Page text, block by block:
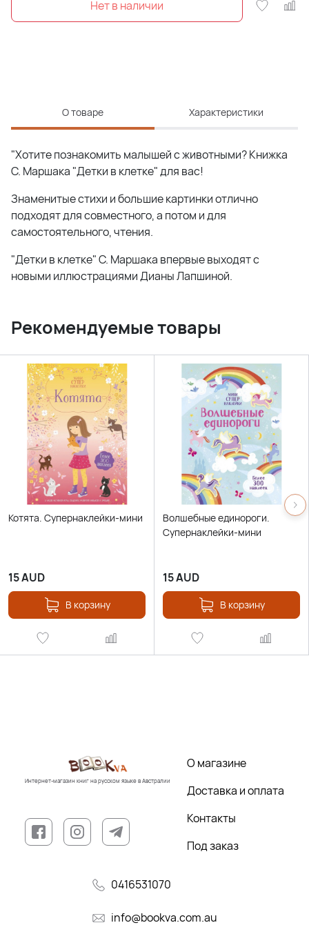
О товаре Характеристики
"Хотите познакомить малышей с животными? Книжка
С. Маршака "Детки в клетке" для вас!
Знаменитые стихи и большие картинки отлично
подходят для совместного, а потом и для
самостоятельного, чтения.
"Детки в клетке" С. Маршака впервые выходят с
новыми иллюстрациями Дианы Лапшиной.
Рекомендуемые товары
Котята. Супернаклейки-мини
15AUD
В корзину
Волшебные единороги.
Супернаклейки-мини
15AUD
В корзину
Интернет-магазин книг на русском языке в Австралии
О магазине
Доставка и оплата
Контакты
Под заказ
0416531070
info@bookva.com.au